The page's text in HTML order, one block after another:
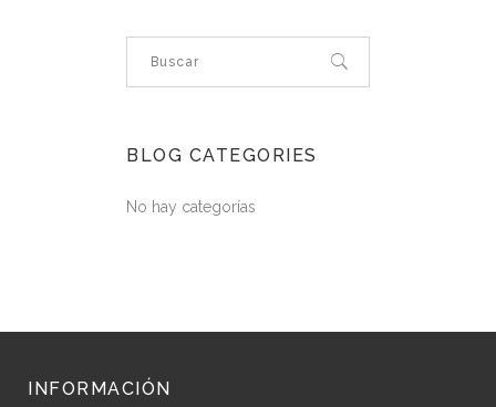
BLOG CATEGORIES
No hay categorías
INFORMACIÓN